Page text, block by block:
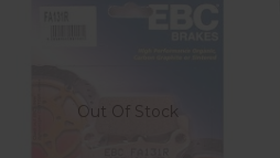
Out Of Stock